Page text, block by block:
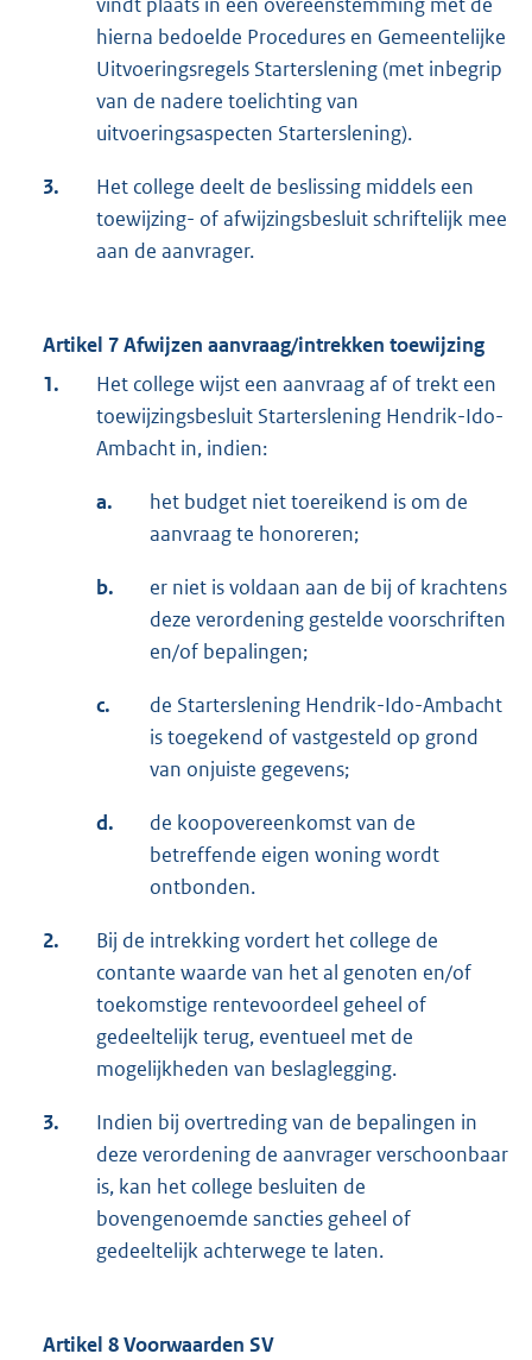
hierna bedoelde Procedures en Gemeentelijke
Uitvoeringsregels Starterslening (met inbegrip
van de nadere toelichting van
uitvoeringsaspecten Starterslening).
3.
Het college deelt de beslissing middels een
toewijzing- of afwijzingsbesluit schriftelijk mee
aan de aanvrager.
Artikel 7 Afwijzen aanvraag/intrekken toewijzing
1.
Het college wijst een aanvraag af of trekt een
toewijzingsbesluit Starterslening Hendrik-Ido-
Ambacht in, indien:
a.
het budget niet toereikend is om de
aanvraag te honoreren;
b.
er niet is voldaan aan de bij of krachtens
deze verordening gestelde voorschriften
en/of bepalingen;
c.
de Starterslening Hendrik-Ido-Ambacht
is toegekend of vastgesteld op grond
van onjuiste gegevens;
d.
de koopovereenkomst van de
betreffende eigen woning wordt
ontbonden.
2.
Bij de intrekking vordert het college de
contante waarde van het al genoten en/of
toekomstige rentevoordeel geheel of
gedeeltelijk terug, eventueel met de
mogelijkheden van beslaglegging.
3.
Indien bij overtreding van de bepalingen in
deze verordening de aanvrager verschoonbaar
is, kan het college besluiten de
bovengenoemde sancties geheel of
gedeeltelijk achterwege te laten.
Artikel 8 Voorwaarden SV